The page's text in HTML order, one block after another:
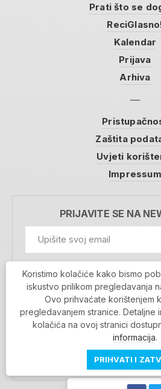
Prati što se
Kalendar
Prijava
Arhiva
Zaštita
Uvjeti
Impressum
PRIJAVITE SE NA
Prihvaćam da se moji podaci
podataka i koriste u svrhu
newslettera
MOJARIJEKA
PRIJAVI SE
Koristimo kolačiće kako bismo
iskustvo prilikom pregledavanja
Ovo prihvaćate korištenjem
pregledavanjem stranice. Detaljne
kolačića na ovoj stranici
informacija.
PRIHVATI I